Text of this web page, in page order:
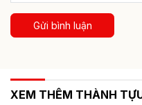
Gửi bình luận
XEM THÊM THÀNH